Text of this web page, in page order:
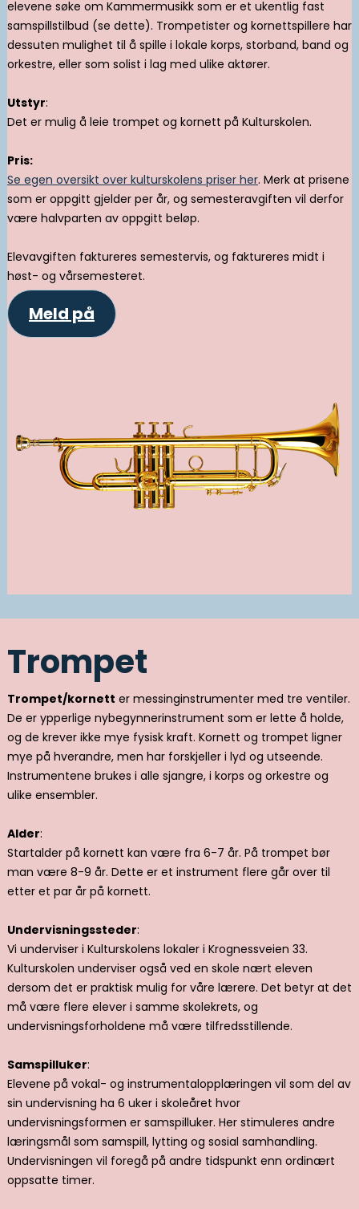
elevene søke om Kammermusikk som er et ukentlig fast
samspillstilbud (se dette). Trompetister og kornettspillere har
dessuten mulighet til å spille i lokale korps, storband, band og
orkestre, eller som solist i lag med ulike aktører.
Utstyr:
Det er mulig å leie trompet og kornett på Kulturskolen.
Pris:
Se egen oversikt over kulturskolens priser her. Merk at prisene
som er oppgitt gjelder per år, og semesteravgiften vil derfor
være halvparten av oppgitt beløp.
Elevavgiften faktureres semestervis, og faktureres midt i
høst- og vårsemesteret.
Meld på
Trompet
Trompet/kornett er messinginstrumenter med tre ventiler.
De er ypperlige nybegynnerinstrument som er lette å holde,
og de krever ikke mye fysisk kraft. Kornett og trompet ligner
mye på hverandre, men har forskjeller i lyd og utseende.
Instrumentene brukes i alle sjangre, i korps og orkestre og
ulike ensembler.
Alder:
Startalder på kornett kan være fra 6-7 år. På trompet bør
man være 8-9 år. Dette er et instrument flere går over til
etter et par år på kornett.
Undervisningssteder:
Vi underviser i Kulturskolens lokaler i Krognessveien 33.
Kulturskolen underviser også ved en skole nært eleven
dersom det er praktisk mulig for våre lærere. Det betyr at det
må være flere elever i samme skolekrets, og
undervisningsforholdene må være tilfredsstillende.
Samspilluker:
Elevene på vokal- og instrumentalopplæringen vil som del av
sin undervisning ha 6 uker i skoleåret hvor
undervisningsformen er samspilluker. Her stimuleres andre
læringsmål som samspill, lytting og sosial samhandling.
Undervisningen vil foregå på andre tidspunkt enn ordinært
oppsatte timer.